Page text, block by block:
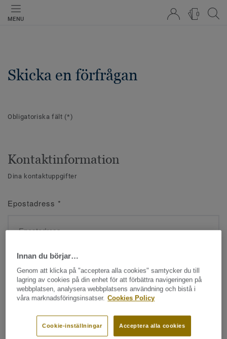
MENU
0
Skicka en förfrågan
Obligatoriska fält (*)
Kontaktinformation
Dina kontaktuppgifter
Epostadress *
Namn*
Efternamn*
Innan du börjar…
Genom att klicka på "acceptera alla cookies" samtycker du till
lagring av cookies på din enhet för att förbättra navigeringen på
webbplatsen, analysera webbplatsens användning och bistå i
våra marknadsföringsinsatser. Cookies Policy
Acceptera alla cookies
Cookie-inställningar